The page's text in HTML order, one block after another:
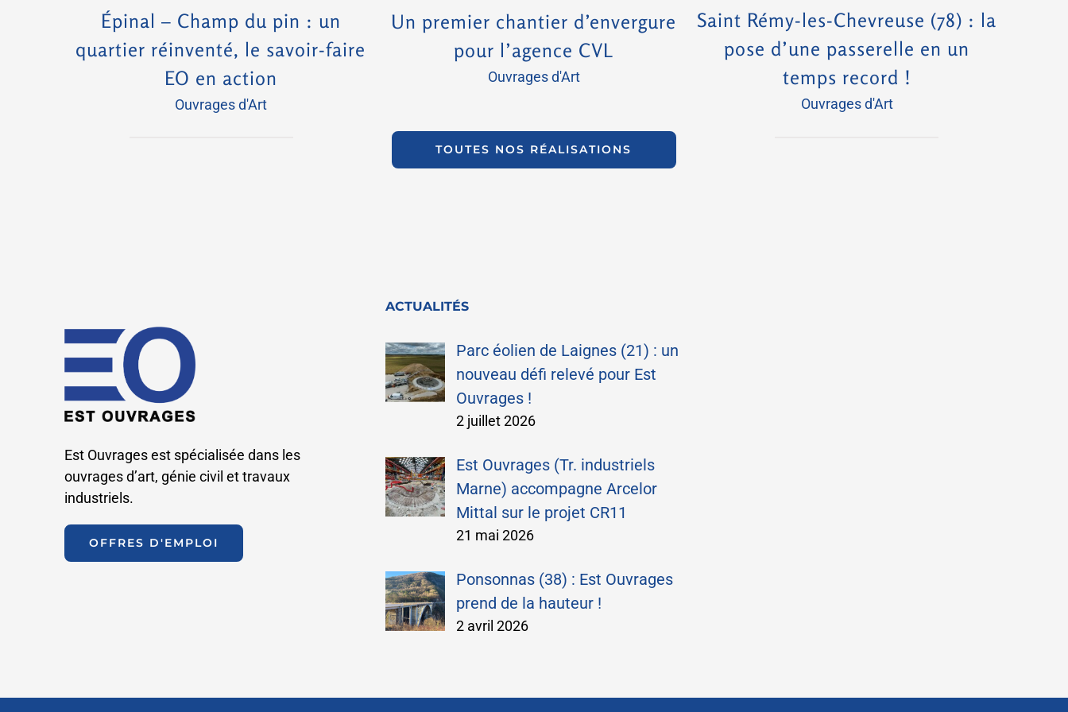
Épinal – Champ du pin : un
quartier réinventé, le savoir-faire
EO en action
Ouvrages d'Art
Un premier chantier d’envergure
pour l’agence CVL
Ouvrages d'Art
Saint Rémy-les-Chevreuse (78) : la
pose d’une passerelle en un
temps record !
Ouvrages d'Art
TOUTES NOS RÉALISATIONS
Est Ouvrages est spécialisée dans les
ouvrages d’art, génie civil et travaux
industriels.
OFFRES D'EMPLOI
ACTUALITÉS
Parc éolien de Laignes (21) : un
nouveau défi relevé pour Est
Ouvrages !
2 juillet 2026
Est Ouvrages (Tr. industriels
Marne) accompagne Arcelor
Mittal sur le projet CR11
21 mai 2026
Ponsonnas (38) : Est Ouvrages
prend de la hauteur !
2 avril 2026